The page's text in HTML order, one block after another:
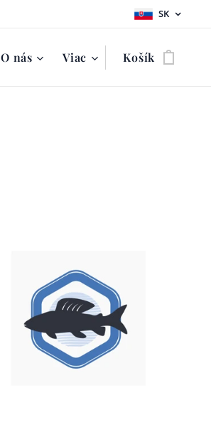
SK
O nás Viac Košík